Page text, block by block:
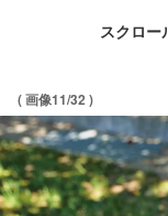
スクロー
( 画像11/32 )